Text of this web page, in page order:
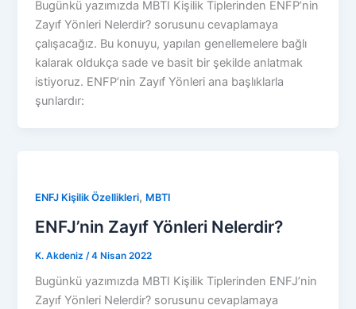
Bugünkü yazımızda MBTI Kişilik Tiplerinden ENFP’nin
Zayıf Yönleri Nelerdir? sorusunu cevaplamaya
çalışacağız. Bu konuyu, yapılan genellemelere bağlı
kalarak oldukça sade ve basit bir şekilde anlatmak
istiyoruz. ENFP’nin Zayıf Yönleri ana başlıklarla
şunlardır:
ENFJ Kişilik Özellikleri, MBTI
ENFJ’nin Zayıf Yönleri Nelerdir?
K. Akdeniz /4 Nisan 2022
Bugünkü yazımızda MBTI Kişilik Tiplerinden ENFJ’nin
Zayıf Yönleri Nelerdir? sorusunu cevaplamaya